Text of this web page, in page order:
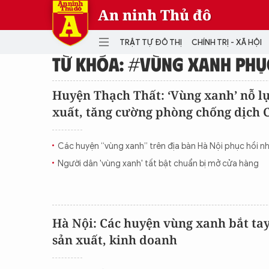
An ninh Thủ đô
TRẬT TỰ ĐÔ THỊ CHÍNH TRỊ - XÃ HỘI
TRẬT TỰ ĐÔ THỊ
THẾ GIỚI
THÀNH PHỐ THÔNG MINH
TỪ KHÓA: #VÙNG XANH
Huyện Thạch Thất: ‘Vùng xanh’ nỗ
xuất, tăng cường phòng chống dịch
Các huyện “vùng xanh” trên địa bàn Hà Nội phục hồi
Người dân 'vùng xanh' tất bật chuẩn bị mở cửa hàng
Hà Nội: Các huyện vùng xanh bắt
sản xuất, kinh doanh